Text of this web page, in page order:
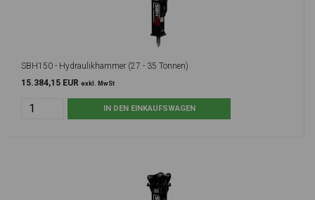
SBH150 - Hydraulikhammer (27 - 35 Tonnen)
15.384,15 EUR exkl. MwSt